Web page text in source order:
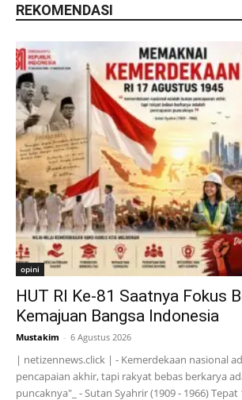
REKOMENDASI
opini
HUT RI Ke-81 Saatnya Fokus
Kemajuan Bangsa Indonesia
Mustakim - 6 Agustus 2026
| netizennews.click | - Kemerdekaan nasional
pencapaian akhir, tapi rakyat bebas berkarya
puncaknya"_ - Sutan Syahrir (1909 - 1966) Tepat